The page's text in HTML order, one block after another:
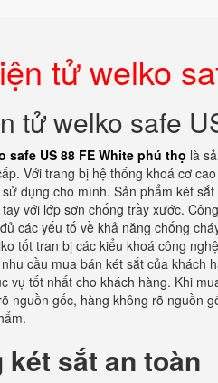
tử welko
tử welko safe
safe US 88 FE White phú thọ là
Với trang bị hệ thống khoá cơ
dụng cho mình. Sản phẩm két
với lớp sơn chống trầy xước.
các yếu tố về khả năng chống
tốt tran bị các kiểu khoá công
cầu mua bán két sắt của khách
vụ tốt nhất cho khách hàng. Khi
nguồn gốc, hàng không rõ nguồn
két sắt an toàn